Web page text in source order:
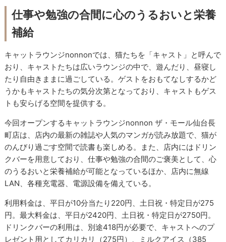
仕事や勉強の合間に心のうるおいと栄養
補給
キャットラウンジnonnonでは、猫たちを「キャスト」と呼んで
おり、キャストたちは広いラウンジの中で、遊んだり、昼寝し
たり自由きままに過ごしている。ゲストをおもてなしするかど
うかもキャストたちの気分次第となっており、キャストもゲス
トも安らげる空間を提供する。
今回オープンするキャットラウンジnonnon ザ・モール仙台長
町店は、店内の最新の雑誌や人気のマンガが読み放題で、猫が
のんびり過ごす空間で読書も楽しめる。また、店内にはドリン
クバーを用意しており、仕事や勉強の合間のご褒美として、心
のうるおいと栄養補給が可能となっているほか、店内に無線
LAN、各種充電器、電源設備を備えている。
利用料金は、平日が10分当たり220円、土日祝・特定日が275
円。最大料金は、平日が2420円、土日祝・特定日が2750円。
ドリンクバーの利用は、別途418円が必要で、キャストへのプ
レゼント用としてカリカリ（275円）、ミルクアイス（385